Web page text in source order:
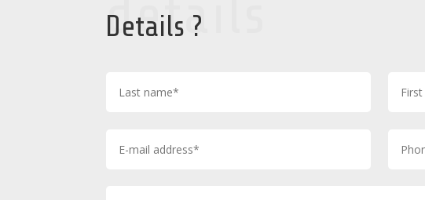
details
Details ?